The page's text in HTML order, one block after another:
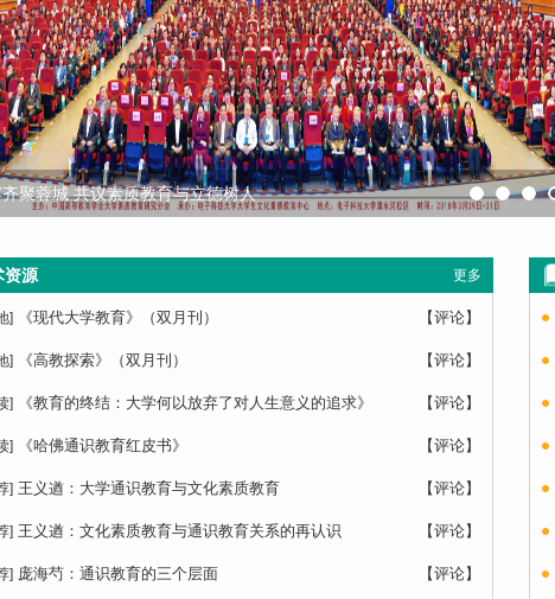
聚蓉城 共议素质教育与立德树人
更多
资源
【评论】
] 《现代大学教育》（双月刊）
【评论】
] 《高教探索》（双月刊）
【评论】
] 《教育的终结：大学何以放弃了对人生意义的追求》
【评论】
] 《哈佛通识教育红皮书》
【评论】
] 王义遒：大学通识教育与文化素质教育
【评论】
] 王义遒：文化素质教育与通识教育关系的再认识
【评论】
] 庞海芍：通识教育的三个层面